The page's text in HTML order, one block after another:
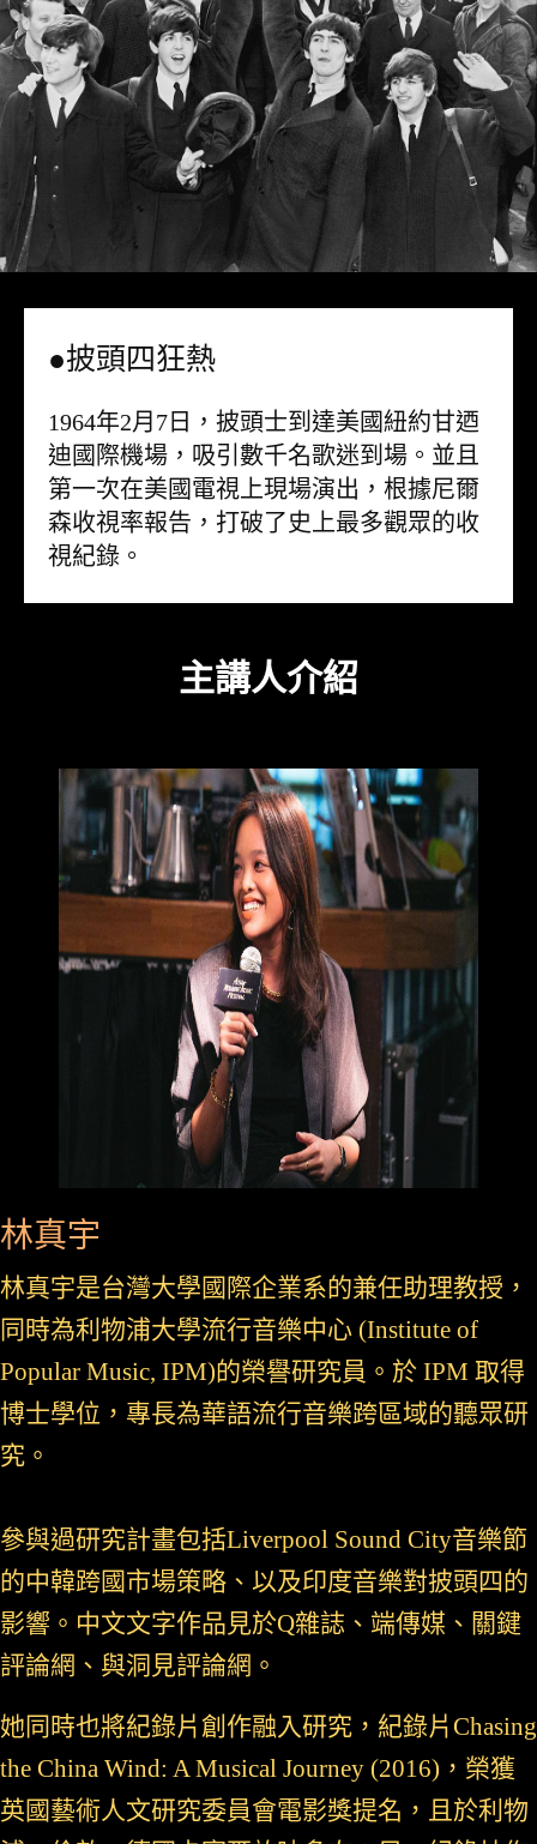
●披頭四狂熱
1964年2月7日，披頭士到達美國紐約甘迺
迪國際機場，吸引數千名歌迷到場。並且
第一次在美國電視上現場演出，根據尼爾
森收視率報告，打破了史上最多觀眾的收
視紀錄。
主講人介紹
林真宇
林真宇是台灣大學國際企業系的兼任助理教授，
同時為利物浦大學流行音樂中心 (Institute of
Popular Music, IPM)的榮譽研究員。於 IPM 取得
博士學位，專長為華語流行音樂跨區域的聽眾研
究。
參與過研究計畫包括Liverpool Sound City音樂節
的中韓跨國市場策略、以及印度音樂對披頭四的
影響。中文文字作品見於Q雜誌、端傳媒、關鍵
評論網、與洞見評論網。
她同時也將紀錄片創作融入研究，紀錄片Chasing
the China Wind: A Musical Journey (2016)，榮獲
英國藝術人文研究委員會電影獎提名，且於利物